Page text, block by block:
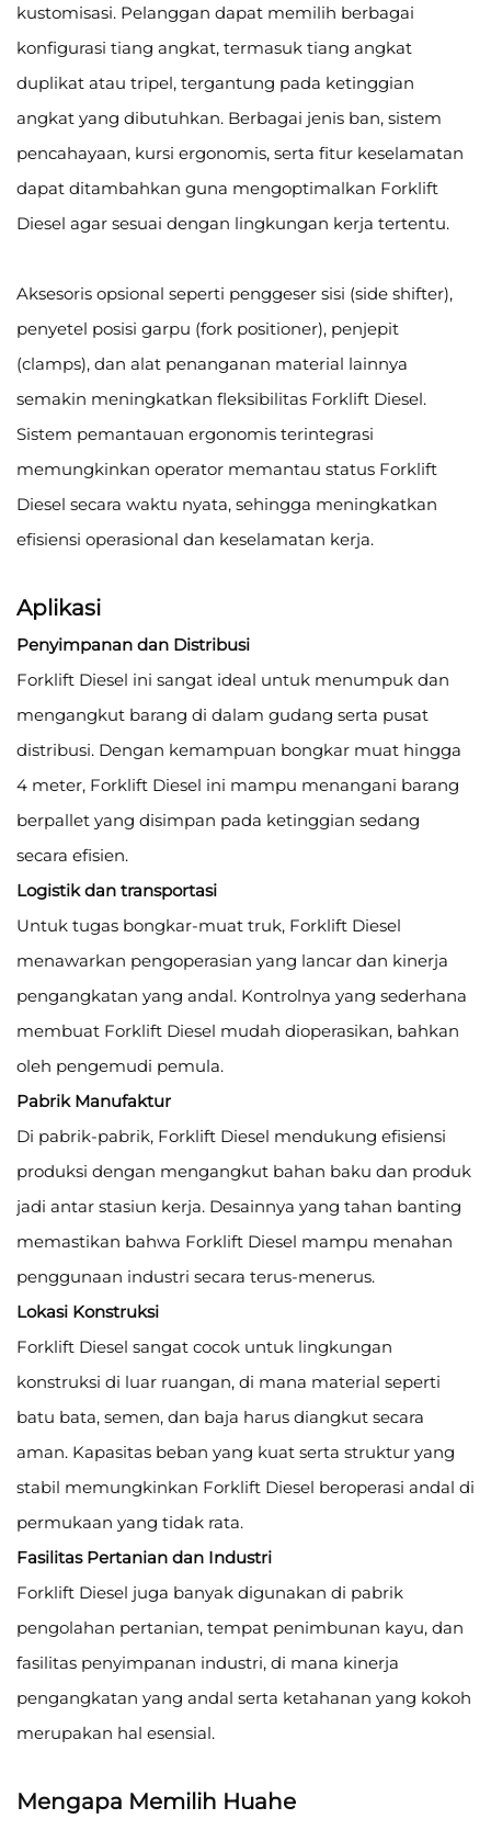
kustomisasi. Pelanggan dapat memilih berbagai
konfigurasi tiang angkat, termasuk tiang angkat
duplikat atau tripel, tergantung pada ketinggian
angkat yang dibutuhkan. Berbagai jenis ban, sistem
pencahayaan, kursi ergonomis, serta fitur keselamatan
dapat ditambahkan guna mengoptimalkan Forklift
Diesel agar sesuai dengan lingkungan kerja tertentu.
Aksesoris opsional seperti penggeser sisi (side shifter),
penyetel posisi garpu (fork positioner), penjepit
(clamps), dan alat penanganan material lainnya
semakin meningkatkan fleksibilitas Forklift Diesel.
Sistem pemantauan ergonomis terintegrasi
memungkinkan operator memantau status Forklift
Diesel secara waktu nyata, sehingga meningkatkan
efisiensi operasional dan keselamatan kerja.
Aplikasi
Penyimpanan dan Distribusi
Forklift Diesel ini sangat ideal untuk menumpuk dan
mengangkut barang di dalam gudang serta pusat
distribusi. Dengan kemampuan bongkar muat hingga
4 meter, Forklift Diesel ini mampu menangani barang
berpallet yang disimpan pada ketinggian sedang
secara efisien.
Logistik dan transportasi
Untuk tugas bongkar-muat truk, Forklift Diesel
menawarkan pengoperasian yang lancar dan kinerja
pengangkatan yang andal. Kontrolnya yang sederhana
membuat Forklift Diesel mudah dioperasikan, bahkan
oleh pengemudi pemula.
Pabrik Manufaktur
Di pabrik-pabrik, Forklift Diesel mendukung efisiensi
produksi dengan mengangkut bahan baku dan produk
jadi antar stasiun kerja. Desainnya yang tahan banting
memastikan bahwa Forklift Diesel mampu menahan
penggunaan industri secara terus-menerus.
Lokasi Konstruksi
Forklift Diesel sangat cocok untuk lingkungan
konstruksi di luar ruangan, di mana material seperti
batu bata, semen, dan baja harus diangkut secara
aman. Kapasitas beban yang kuat serta struktur yang
stabil memungkinkan Forklift Diesel beroperasi andal di
permukaan yang tidak rata.
Fasilitas Pertanian dan Industri
Forklift Diesel juga banyak digunakan di pabrik
pengolahan pertanian, tempat penimbunan kayu, dan
fasilitas penyimpanan industri, di mana kinerja
pengangkatan yang andal serta ketahanan yang kokoh
merupakan hal esensial.
Mengapa Memilih Huahe